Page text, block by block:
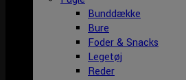
Bunddække
Bure
Foder & Snacks
Legetøj
Reder